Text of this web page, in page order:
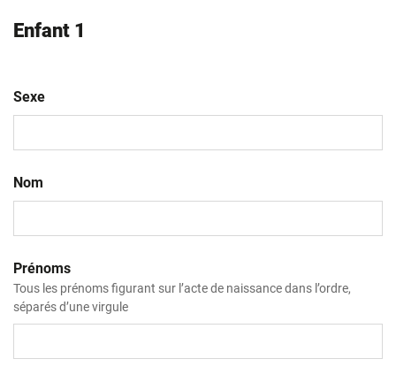
Enfant 1
Sexe
Nom
Prénoms
Tous les prénoms figurant sur l’acte de naissance dans l’ordre,
séparés d’une virgule